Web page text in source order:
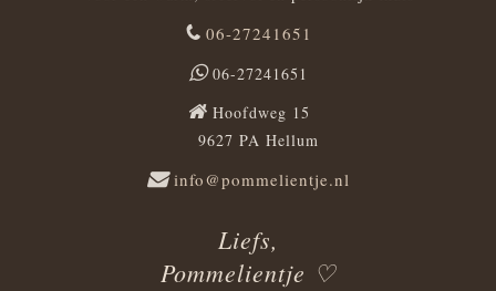
06-27241651
06-27241651
Hoofdweg 15
9627 PA Hellum
info@pommelientje.nl
Liefs,
Pommelientje ♡